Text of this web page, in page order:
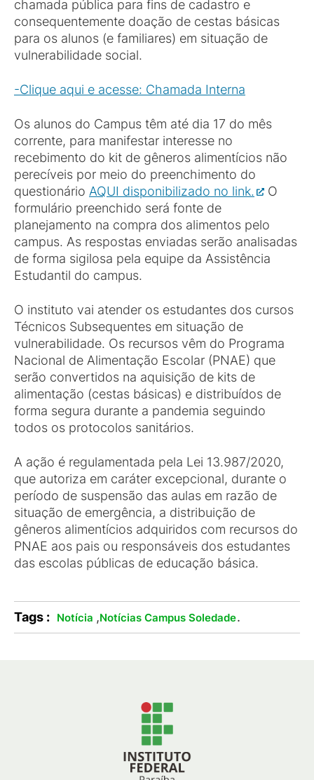
chamada pública para fins de cadastro e
consequentemente doação de cestas básicas
para os alunos (e familiares) em situação de
vulnerabilidade social.
-Clique aqui e acesse: Chamada Interna
Os alunos do Campus têm até dia 17 do mês
corrente, para manifestar interesse no
recebimento do kit de gêneros alimentícios não
perecíveis por meio do preenchimento do
questionário AQUI disponibilizado no link.
O
formulário preenchido será fonte de
planejamento na compra dos alimentos pelo
campus. As respostas enviadas serão analisadas
de forma sigilosa pela equipe da Assistência
Estudantil do campus.
O instituto vai atender os estudantes dos cursos
Técnicos Subsequentes em situação de
vulnerabilidade. Os recursos vêm do Programa
Nacional de Alimentação Escolar (PNAE) que
serão convertidos na aquisição de kits de
alimentação (cestas básicas) e distribuídos de
forma segura durante a pandemia seguindo
todos os protocolos sanitários.
A ação é regulamentada pela Lei 13.987/2020,
que autoriza em caráter excepcional, durante o
período de suspensão das aulas em razão de
situação de emergência, a distribuição de
gêneros alimentícios adquiridos com recursos do
PNAE aos pais ou responsáveis dos estudantes
das escolas públicas de educação básica.
Tags : Notícia ,Notícias Campus Soledade.